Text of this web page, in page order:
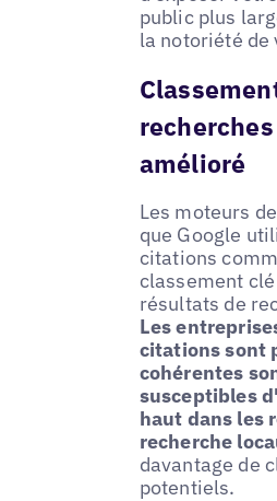
public plus
la notoriété de
amélioré
Les moteurs
que Google
citations
classement
résultats de
Les
citations sont
cohérentes
susceptibles
haut dans les
recherche
davantage de
potentiels.